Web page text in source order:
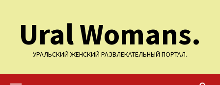
содержимому
Ural Womans.
УРАЛЬСКИЙ ЖЕНСКИЙ РАЗВЛЕКАТЕЛЬНЫЙ ПОРТАЛ.